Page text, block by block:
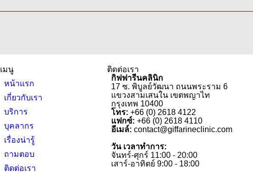
เมนู
หน้าแรก
เกี่ยวกับเรา
บริการ
บุคลากร
เรื่องน่ารู้
ถามตอบ
ติดต่อเรา
ติดต่อเรา
กิฟฟารีนคลินิก
17 ซ. พิบูลย์วัฒนา ถนนพระราม 6
แขวงสามเสนใน เขตพญาไท
กรุงเทพ 10400
โทร: +66 (0) 2618 4122
แฟกซ์: +66 (0) 2618 4110
อีเมล์: contact@giffarineclinic.com
วัน เวลาทำการ:
จันทร์-ศุกร์ 11:00 - 20:00
เสาร์-อาทิตย์ 9:00 - 18:00